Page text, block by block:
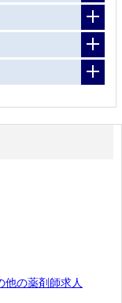
他の薬剤師求人